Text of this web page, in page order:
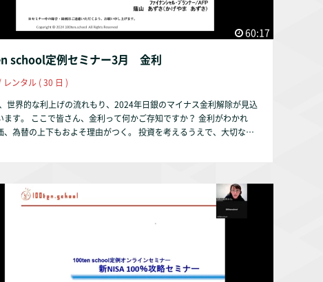
60:17
school定例セミナー3月 金利
レンタル ( 30 日 )
世界的な利上げの流れもり、2024年日銀のマイナス金利解除が見込
ます。 ここで皆さん、金利って何かご存知ですか？ 金利がわかれ
、為替の上下もおよそ理由がつく。 投資を考えるうえで、大切なポ
上昇がもたらす今後の変化を大展望いたします。